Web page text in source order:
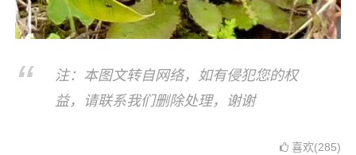
注：本图文转自网络，如有侵犯您的权
益，请联系我们删除处理，谢谢
喜欢(285)